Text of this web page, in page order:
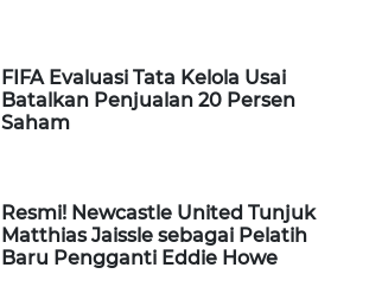
FIFA Evaluasi Tata Kelola Usai
Batalkan Penjualan 20 Persen
Saham
Resmi! Newcastle United Tunjuk
Matthias Jaissle sebagai Pelatih
Baru Pengganti Eddie Howe